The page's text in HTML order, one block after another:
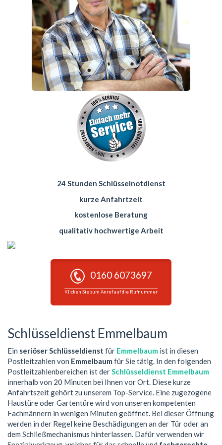
24 Stunden Schlüsselnotdienst
kurze Anfahrtzeit
kostenlose Beratung
qualitativ hochwertige Arbeit
0160 6073697
Klicken Sie zum Anruf auf die Rufnummer
Schlüsseldienst Emmelbaum
Ein seriöser Schlüsseldienst für Emmelbaum ist in diesen
Postleitzahlen von Emmelbaum für Sie tätig. In den folgenden
Postleitzahlenbereichen ist derSchlüsseldienst Emmelbaum
innerhalb von 20 Minuten bei Ihnen vor Ort. Diese kurze
Anfahrtszeit gehört zu unserem Top-Service. Eine zugezogene
Haustüre oder Gartentüre wird von unseren kompetenten
Fachmännern in wenigen Minuten geöffnet. Bei dieser Öffnung
werden in der Regel keine Beschädigungen an der Tür oder an
dem Schließmechanismus hinterlassen. Dafür verwenden wir